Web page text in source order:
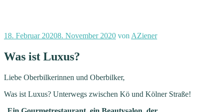
Veröffentlicht
18. Februar 20208. November 2020 von AZiener
Was ist Luxus?
Liebe Oberbilkerinnen und Oberbilker,
Was ist Luxus? Unterwegs zwischen Kö und Kölner Straße!